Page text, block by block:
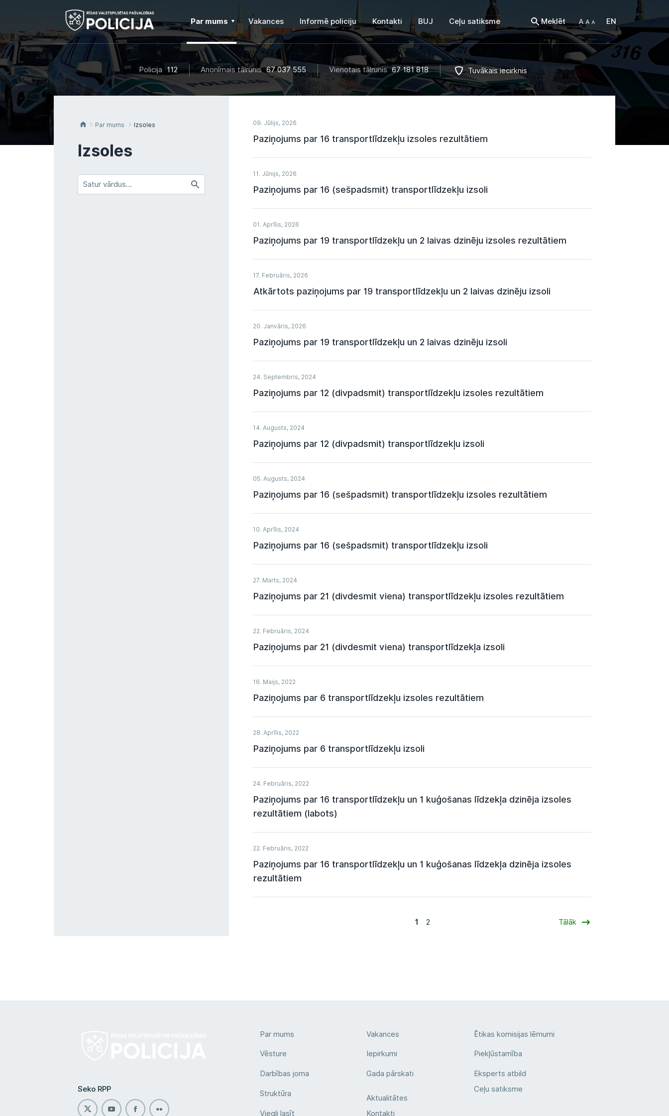
Par mums Vakances Informē policiju Kontakti BUJ Ceļu satiksme Meklēt EN
Policija 112 Anonīmais tālrunis 67 037 555 Vienotais tālrunis 67 181 818 Tuvākais iecirknis
Par mums Izsoles
Izsoles
vārdus
09. Jūlijs, 2026
Paziņojums par 16 transportlīdzekļu izsoles rezultātiem
11. Jūnijs, 2026
Paziņojums par 16 (sešpadsmit) transportlīdzekļu izsoli
01. Aprīlis, 2026
Paziņojums par 19 transportlīdzekļu un 2 laivas dzinēju izsoles rezultātiem
17. Februāris, 2026
Atkārtots paziņojums par 19 transportlīdzekļu un 2 laivas dzinēju izsoli
20. Janvāris, 2026
Paziņojums par 19 transportlīdzekļu un 2 laivas dzinēju izsoli
24. Septembris, 2024
Paziņojums par 12 (divpadsmit) transportlīdzekļu izsoles rezultātiem
14. Augusts, 2024
Paziņojums par 12 (divpadsmit) transportlīdzekļu izsoli
05. Augusts, 2024
Paziņojums par 16 (sešpadsmit) transportlīdzekļu izsoles rezultātiem
10. Aprīlis, 2024
Paziņojums par 16 (sešpadsmit) transportlīdzekļu izsoli
27. Marts, 2024
Paziņojums par 21 (divdesmit viena) transportlīdzekļu izsoles rezultātiem
22. Februāris, 2024
Paziņojums par 21 (divdesmit viena) transportlīdzekļa izsoli
16. Maijs, 2022
Paziņojums par 6 transportlīdzekļu izsoles rezultātiem
28. Aprīlis, 2022
Paziņojums par 6 transportlīdzekļu izsoli
24. Februāris, 2022
Paziņojums par 16 transportlīdzekļu un 1 kuģošanas līdzekļa dzinēja izsoles
rezultātiem (labots)
22. Februāris, 2022
Paziņojums par 16 transportlīdzekļu un 1 kuģošanas līdzekļa dzinēja izsoles
rezultātiem
1 2 Tālāk
Seko RPP
Par mums
Vēsture
Darbības joma
Struktūra
Viegli lasīt
Vakances
Iepirkumi
Gada pārskati
Aktualitātes
Kontakti
Ētikas komisijas lēmumi
Piekļūstamība
Eksperts atbild
Ceļu satiksme